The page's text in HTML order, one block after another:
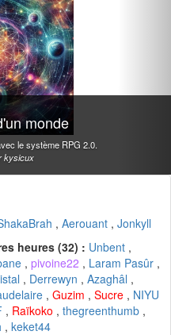
monde
le système RPG 2.0.
kysicux
, Aerouant , Jonkyll
heures (32) : Unbent ,
, pivoine22 , Laram Pasûr ,
, Derrewyn , Azaghâl ,
, Guzim , Sucre , NIYU
, Raïkoko , thegreenthumb ,
, keket44